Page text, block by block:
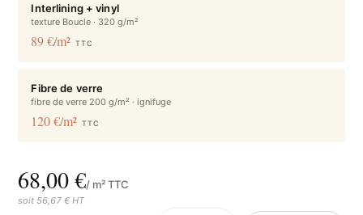
Interlining + vinyl
texture Boucle · 320 g/m²
89 €/m² TTC
Fibre de verre
fibre de verre 200 g/m² · ignifuge
120 €/m² TTC
68,00 €/ m² TTC
soit 56,67 € HT